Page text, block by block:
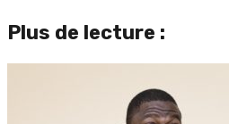
Plus de lecture :